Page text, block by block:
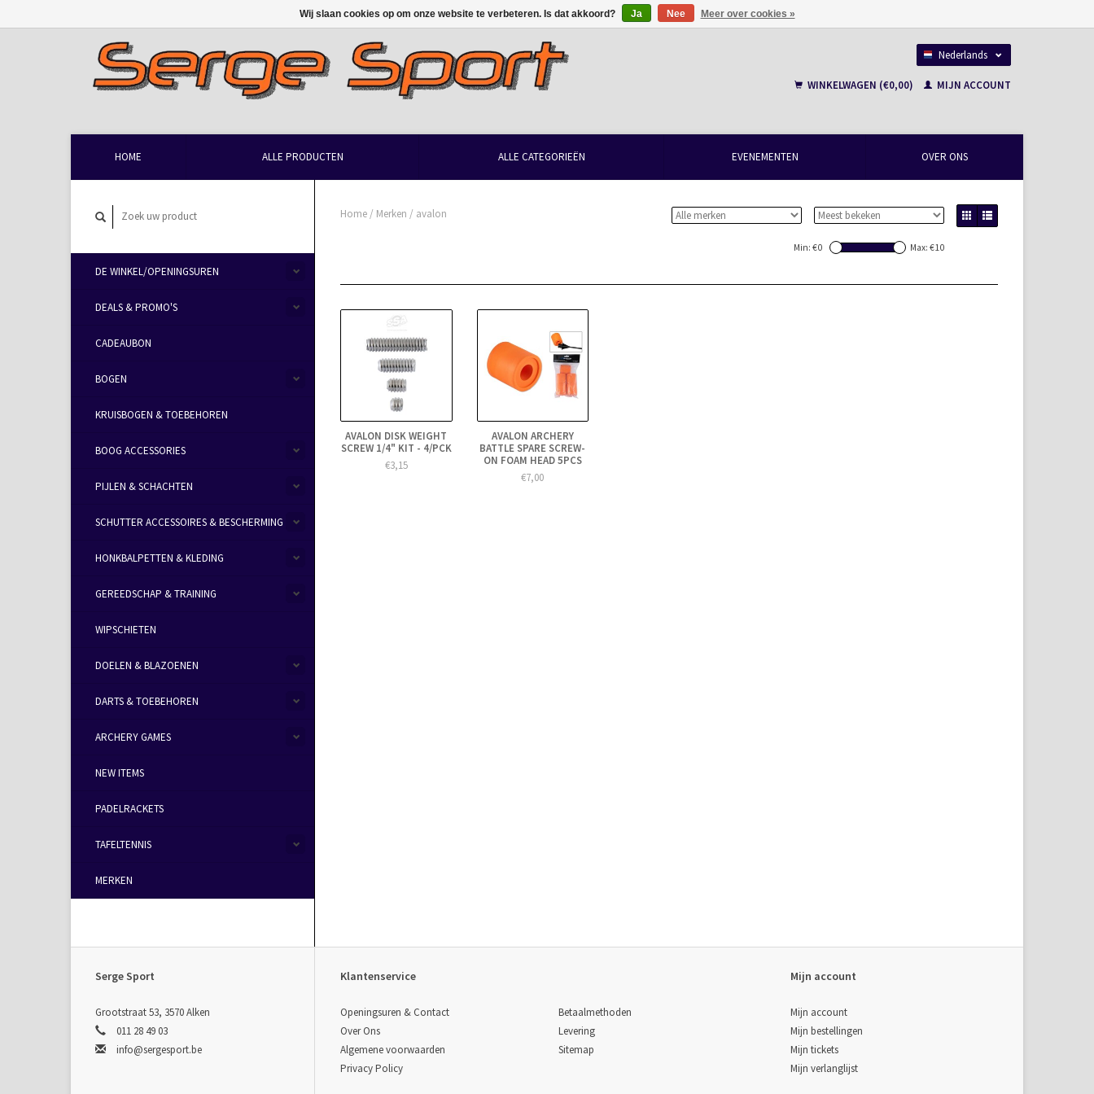
Nederlands
WINKELWAGEN (€0,00)
MIJN ACCOUNT
HOME ALLE PRODUCTEN ALLE CATEGORIEËN EVENEMENTEN OVER ONS
DE WINKEL/OPENINGSUREN
DEALS & PROMO'S
CADEAUBON
BOGEN
KRUISBOGEN & TOEBEHOREN
BOOG ACCESSORIES
PIJLEN & SCHACHTEN
SCHUTTER ACCESSOIRES & BESCHERMING
HONKBALPETTEN & KLEDING
GEREEDSCHAP & TRAINING
WIPSCHIETEN
DOELEN & BLAZOENEN
DARTS & TOEBEHOREN
ARCHERY GAMES
NEW ITEMS
PADELRACKETS
TAFELTENNIS
MERKEN
Home / Merken / avalon
Min: €0 Max: €10
AVALON DISK WEIGHT
SCREW 1/4" KIT - 4/PCK
€3,15
AVALON ARCHERY
BATTLE SPARE SCREW-
ON FOAM HEAD 5PCS
€7,00
Serge Sport
Grootstraat 53, 3570 Alken
011 28 49 03
info@sergesport.be
Klantenservice
Openingsuren & Contact
Over Ons
Algemene voorwaarden
Privacy Policy
Betaalmethoden
Levering
Sitemap
Mijn account
Mijn account
Mijn bestellingen
Mijn tickets
Mijn verlanglijst
Wij slaan cookies op om onze website te verbeteren. Is dat akkoord? Ja Nee Meer over cookies »